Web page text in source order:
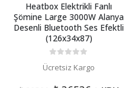
Heatbox Elektrikli Fanlı
Şömine Large 3000W Alanya
Desenli Bluetooth Ses Efektli
(126x34x87)
Ücretsiz Kargo